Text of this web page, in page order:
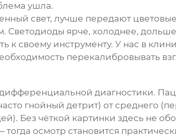
ушла.
свет, лучше передают
Светодиоды ярче, холоднее, дольше
к своему инструменту. У нас в
перекалибровывать
диагностики.
гнойный детрит) от среднего
Без чёткой картинки здесь не
осмотр становится